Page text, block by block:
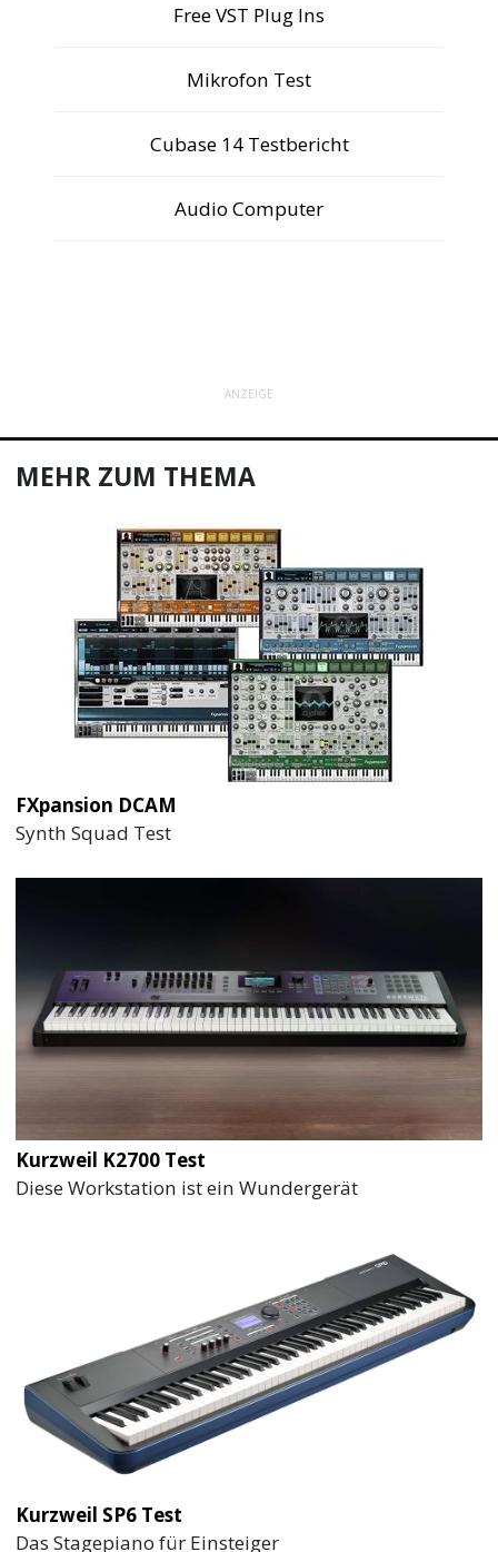
Free VST Plug Ins
Mikrofon Test
Cubase 14 Testbericht
Audio Computer
ANZEIGE
MEHR ZUM THEMA
FXpansion DCAM
Synth Squad Test
Kurzweil K2700 Test
Diese Workstation ist ein Wundergerät
Kurzweil SP6 Test
Das Stagepiano für Einsteiger